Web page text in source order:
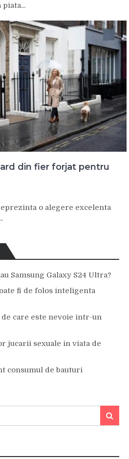
din fier forjat pentru
o alegere excelenta
Samsung Galaxy S24 Ultra?
fi de folos inteligenta
care este nevoie intr-un
jucarii sexuale in viata de
consumul de bauturi
Search